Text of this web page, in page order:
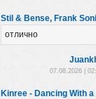
Stil & Bense, Frank
отлично
07.08.2026 |
Kinree - Dancing With